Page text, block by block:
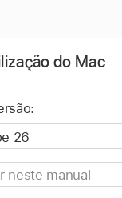
do Mac